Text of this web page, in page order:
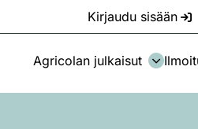
Kirjaudu sisään
Agricolan julkaisut